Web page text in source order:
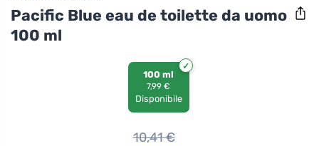
Pacific Blue eau de toilette da uomo
100 ml
100 ml
7,99 €
Disponibile
10,41€